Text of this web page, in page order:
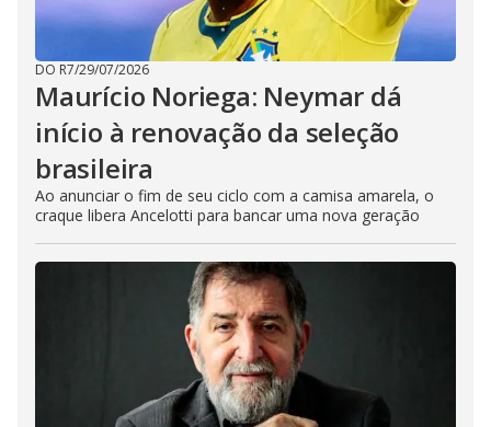
DO R7/29/07/2026
Maurício Noriega: Neymar dá
início à renovação da seleção
brasileira
Ao anunciar o fim de seu ciclo com a camisa amarela, o
craque libera Ancelotti para bancar uma nova geração